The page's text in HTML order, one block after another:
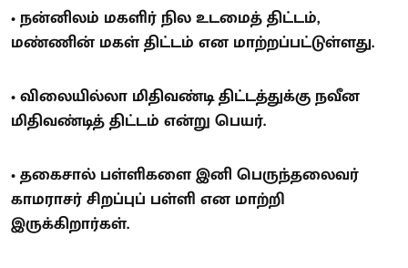
• நன்னிலம் மகளிர் நில உடமைத் திட்டம்,
மண்ணின் மகள் திட்டம் என மாற்றப்பட்டுள்ளது.
• விலையில்லா மிதிவண்டி திட்டத்துக்கு நவீன
மிதிவண்டித் திட்டம் என்று பெயர்.
• தகைசால் பள்ளிகளை இனி பெருந்தலைவர்
காமராசர் சிறப்புப் பள்ளி என மாற்றி
இருக்கிறார்கள்.